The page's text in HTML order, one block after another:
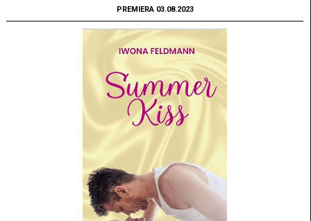
PREMIERA 03.08.2023